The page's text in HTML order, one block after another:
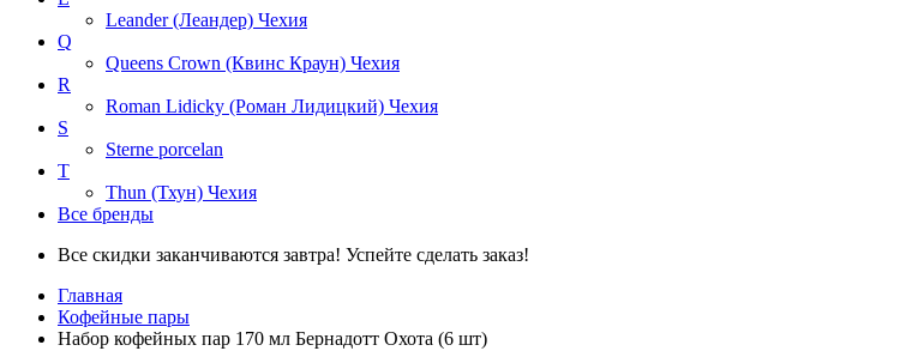
Leander (Леандер) Чехия
Q
Queens Crown (Квинс Краун) Чехия
R
Roman Lidicky (Роман Лидицкий) Чехия
S
Sterne porcelan
T
Thun (Тхун) Чехия
Все бренды
Все скидки заканчиваются завтра! Успейте сделать заказ!
Главная
Кофейные пары
Набор кофейных пар 170 мл Бернадотт Охота (6 шт)